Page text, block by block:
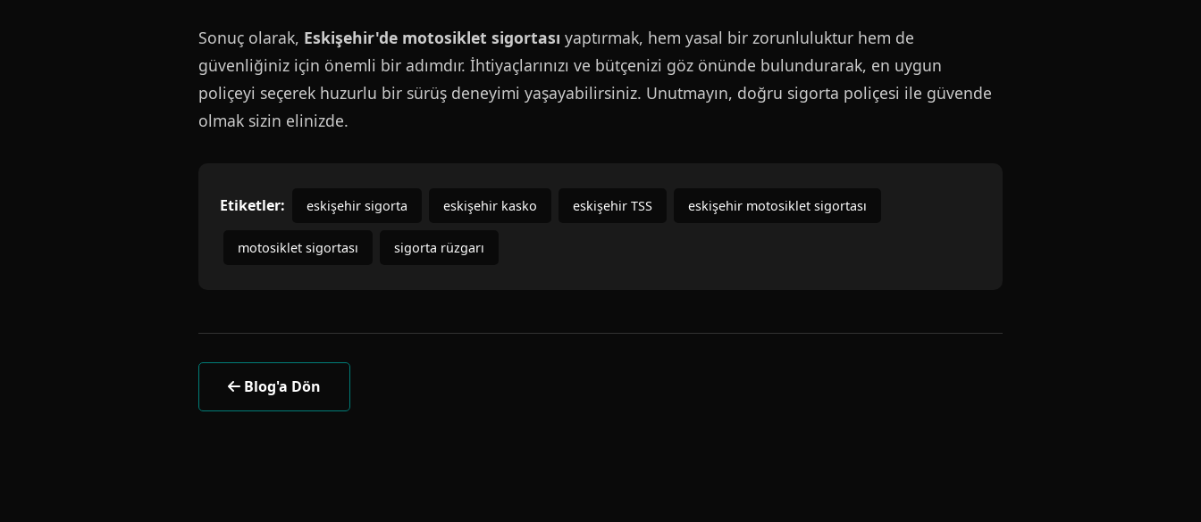
Sonuç olarak, Eskişehir'de motosiklet sigortası yaptırmak, hem yasal bir zorunluluktur hem de
güvenliğiniz için önemli bir adımdır. İhtiyaçlarınızı ve bütçenizi göz önünde bulundurarak, en uygun
poliçeyi seçerek huzurlu bir sürüş deneyimi yaşayabilirsiniz. Unutmayın, doğru sigorta poliçesi ile güvende
olmak sizin elinizde.
Etiketler: eskişehir sigorta eskişehir kasko eskişehir TSS eskişehir motosiklet sigortası
motosiklet sigortası sigorta rüzgarı
Blog'a Dön